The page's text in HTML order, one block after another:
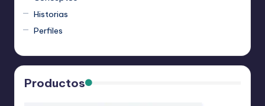
Historias
Perfiles
Productos